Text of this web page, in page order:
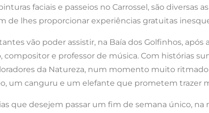
faciais e passeios no Carrossel, são diversas
de lhes proporcionar experiências gratuitas
vão poder assistir, na Baía dos Golfinhos, após
compositor e professor de música. Com histórias
da Natureza, num momento muito
um canguru e um elefante que prometem trazer
que desejem passar um fim de semana único,